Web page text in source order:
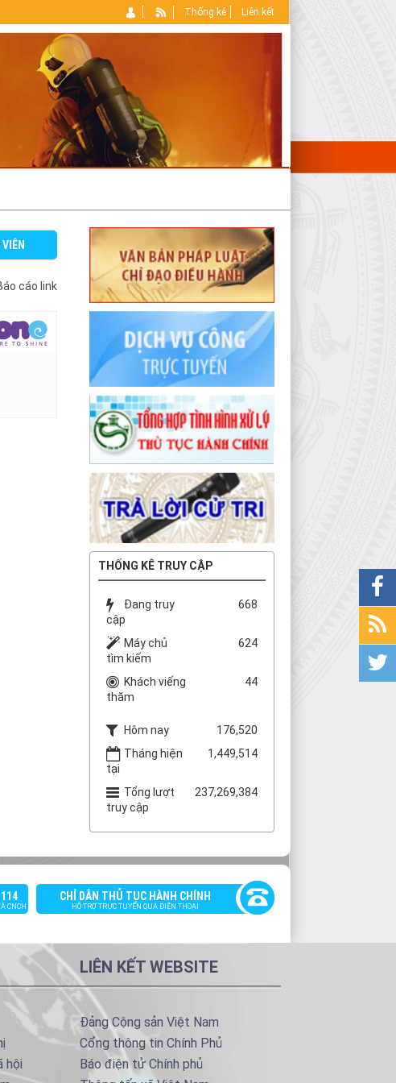
Thống kê Liên kết
cáo link
THỐNG KÊ TRUY CẬP
Đang truy
cập
668
Máy chủ
tìm kiếm
624
Khách viếng
thăm
44
Hôm nay
176,520
Tháng hiện
tại
1,449,514
Tổng lượt
truy cập
237,269,384
CNCH
CHỈ DẪN THỦ TỤC HÀNH CHÍNH
HỖ TRỢ TRỰC TUYẾN QUA ĐIỆN THOẠI
hội
LIÊN KẾT WEBSITE
Đảng Cộng sản Việt Nam
Cổng thông tin Chính Phủ
Báo điện tử Chính phủ